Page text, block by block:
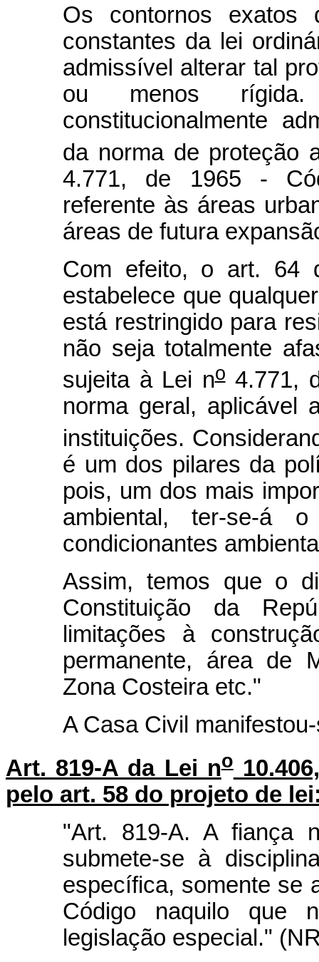
Os contornos exatos
constantes da lei
admissível alterar tal
ou menos
constitucionalmente
da norma de proteção
4.771, de 1965 -
referente às áreas
áreas de futura
Com efeito, o art. 64
estabelece que
está restringido para
não seja totalmente
sujeita à Lei no4.771,
norma geral, aplicável
instituições.
é um dos pilares da
pois, um dos mais
ambiental, ter-se-á
condicionantes
Assim, temos que o
Constituição da
limitações à
permanente, área de
Zona Costeira etc."
A Casa Civil
Art. 819-A da Lei no
pelo art. 58 do projeto de
"Art. 819-A. A fiança
submete-se à
específica, somente se
Código naquilo que
legislação especial."